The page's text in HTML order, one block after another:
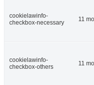
cookielawinfo-
checkbox-necessary
11
cookielawinfo-
checkbox-others
11